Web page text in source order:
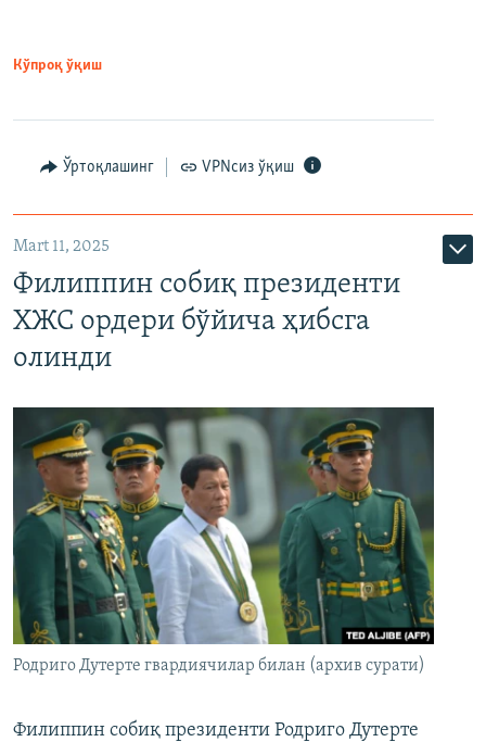
Кўпроқ ўқиш
Ўртоқлашинг VPNсиз ўқиш
Mart 11, 2025
Филиппин собиқ президенти
ХЖС ордери бўйича ҳибсга
олинди
Родриго Дутерте гвардиячилар билан (архив сурати)
Филиппин собиқ президенти Родриго Дутерте